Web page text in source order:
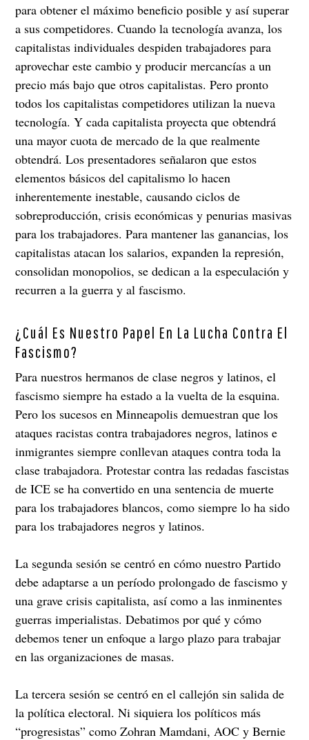
para obtener el máximo beneficio posible y así superar
a sus competidores. Cuando la tecnología avanza, los
capitalistas individuales despiden trabajadores para
aprovechar este cambio y producir mercancías a un
precio más bajo que otros capitalistas. Pero pronto
todos los capitalistas competidores utilizan la nueva
tecnología. Y cada capitalista proyecta que obtendrá
una mayor cuota de mercado de la que realmente
obtendrá. Los presentadores señalaron que estos
elementos básicos del capitalismo lo hacen
inherentemente inestable, causando ciclos de
sobreproducción, crisis económicas y penurias masivas
para los trabajadores. Para mantener las ganancias, los
capitalistas atacan los salarios, expanden la represión,
consolidan monopolios, se dedican a la especulación y
recurren a la guerra y al fascismo.
¿Cuál Es Nuestro Papel En La Lucha Contra El
Fascismo?
Para nuestros hermanos de clase negros y latinos, el
fascismo siempre ha estado a la vuelta de la esquina.
Pero los sucesos en Minneapolis demuestran que los
ataques racistas contra trabajadores negros, latinos e
inmigrantes siempre conllevan ataques contra toda la
clase trabajadora. Protestar contra las redadas fascistas
de ICE se ha convertido en una sentencia de muerte
para los trabajadores blancos, como siempre lo ha sido
para los trabajadores negros y latinos.
La segunda sesión se centró en cómo nuestro Partido
debe adaptarse a un período prolongado de fascismo y
una grave crisis capitalista, así como a las inminentes
guerras imperialistas. Debatimos por qué y cómo
debemos tener un enfoque a largo plazo para trabajar
en las organizaciones de masas.
La tercera sesión se centró en el callejón sin salida de
la política electoral. Ni siquiera los políticos más
“progresistas” como Zohran Mamdani, AOC y Bernie